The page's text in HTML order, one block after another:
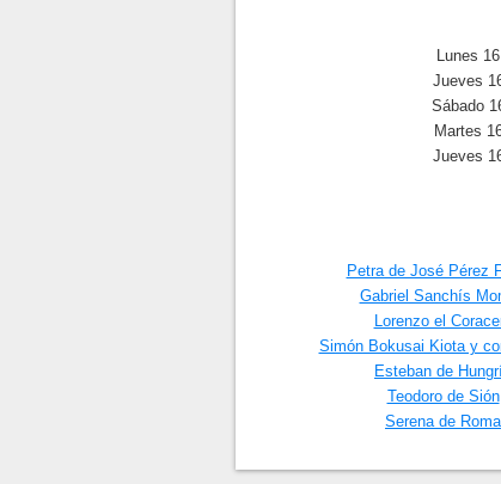
Lunes
Jueves
Sábado
Martes
Jueves
Petra de José Pérez
Gabriel Sanchís
Lorenzo el
Simón Bokusai Kiota y
Esteban de
Teodoro de Sión
Serena de Roma